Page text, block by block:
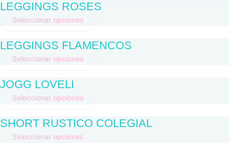
LEGGINGS ROSES
Seleccionar opciones
LEGGINGS FLAMENCOS
Seleccionar opciones
JOGG LOVELI
Seleccionar opciones
SHORT RUSTICO COLEGIAL
Seleccionar opciones